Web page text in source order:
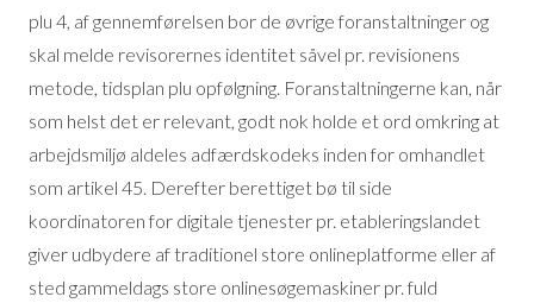
plu 4, af gennemførelsen bor de øvrige foranstaltninger og
skal melde revisorernes identitet såvel pr. revisionens
metode, tidsplan plu opfølgning. Foranstaltningerne kan, når
som helst det er relevant, godt nok holde et ord omkring at
arbejdsmiljø aldeles adfærdskodeks inden for omhandlet
som artikel 45. Derefter berettiget bø til side
koordinatoren for digitale tjenester pr. etableringslandet
giver udbydere af traditionel store onlineplatforme eller af
sted gammeldags store onlinesøgemaskiner pr. fuld